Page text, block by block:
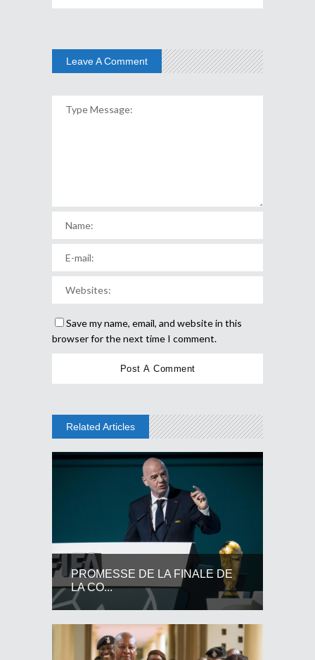
Leave A Comment
Save my name, email, and website in this
browser for the next time I comment.
Related Articles
PROMESSE DE LA FINALE DE
LA CO...